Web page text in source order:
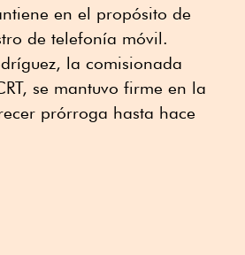
en el propósito de
de telefonía móvil.
la comisionada
se mantuvo firme en la
prórroga hasta hace